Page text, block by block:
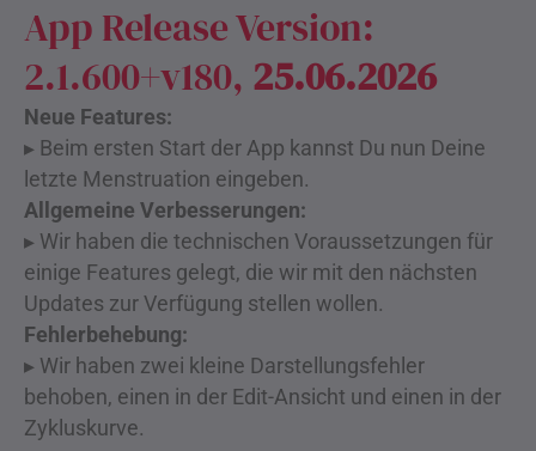
App Release Version:
2.1.600+v180, 25.06.2026
Neue Features:
▸ Beim ersten Start der App kannst Du nun Deine
letzte Menstruation eingeben.
Allgemeine Verbesserungen:
▸ Wir haben die technischen Voraussetzungen für
einige Features gelegt, die wir mit den nächsten
Updates zur Verfügung stellen wollen.
Fehlerbehebung:
▸ Wir haben zwei kleine Darstellungsfehler
behoben, einen in der Edit-Ansicht und einen in der
Zykluskurve.